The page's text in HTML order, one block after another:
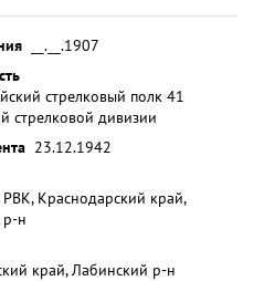
__.__.1907
стрелковый полк 41
стрелковой дивизии
23.12.1942
Краснодарский край,
н
край, Лабинский р-н